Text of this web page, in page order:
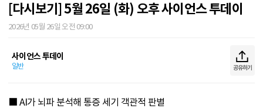
[다시보기] 5월 26일 (화) 오후 사이언스 투데이
2026년 05월 26일 오전 09:00
사이언스 투데이
일반 공유하기
■ AI가 뇌파 분석해 통증 세기 객관적 판별